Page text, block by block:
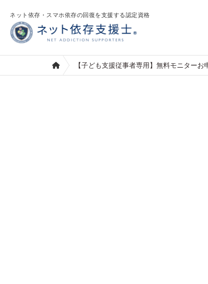
ネット依存・スマホ依存の回復を支援する認定資格
【子ども支援従事者専用】無料モニターお